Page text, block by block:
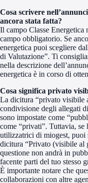
Cosa scrivere
ancora stata fatta?
Il campo Classe Energetica
campo obbligatorio. Se
energetica puoi scegliere
di Valutazione”. Ti
nella descrizione
energetica è in corso di
Cosa significa privato
La dicitura “privato visibile
condivisione degli allegati
sono impostate come
come “privati”. Tuttavia,
utilizzatrici di miogest, puoi
dicitura “Privato (visibile al
questione non andrà in
facente parti del tuo stesso
È importante notare che
collaborazioni con altre